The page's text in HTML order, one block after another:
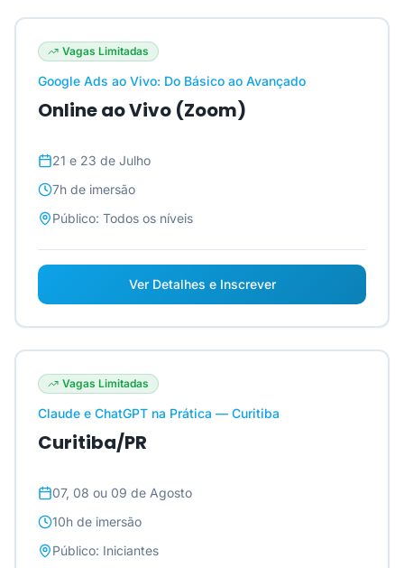
Vagas Limitadas
Google Ads ao Vivo: Do Básico ao Avançado
Online ao Vivo (Zoom)
21 e 23 de Julho
7h de imersão
Público: Todos os níveis
Ver Detalhes e Inscrever
Vagas Limitadas
Claude e ChatGPT na Prática — Curitiba
Curitiba/PR
07, 08 ou 09 de Agosto
10h de imersão
Público: Iniciantes